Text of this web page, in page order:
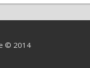
© 2014